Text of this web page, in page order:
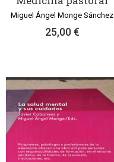
Miguel Ángel Monge Sánchez
25,00 €